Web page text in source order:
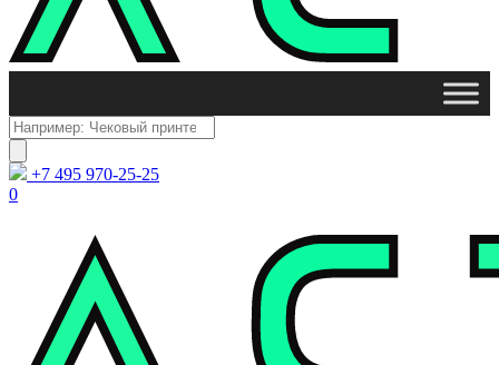
Поиск
товаров
+7 495 970-25-25
0